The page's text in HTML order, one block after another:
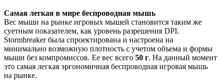
Самая легкая в мире беспроводная мышь
Вес мыши на рынке игровых мышей становится таким же
суетным показателем, как уровень разрешения DPI.
Stormbreaker была спроектирована и настроена на
минимально возможную плотность с учетом объема и формы
мыши без компромиссов. Ее вес всего 50 г. На данный момент
это самая легкая эргономичная беспроводная игровая мышь
на рынке.